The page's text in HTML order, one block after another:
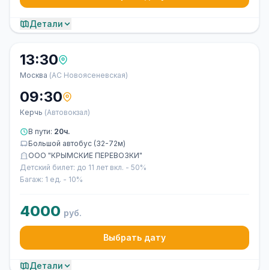
Детали
13:30
Москва (АС Новоясеневская)
09:30
Керчь (Автовокзал)
В пути: 20ч.
Большой автобус (32-72м)
ООО "КРЫМСКИЕ ПЕРЕВОЗКИ"
Детский билет: до 11 лет вкл. - 50%
Багаж: 1 ед. - 10%
4000 руб.
Выбрать дату
Детали